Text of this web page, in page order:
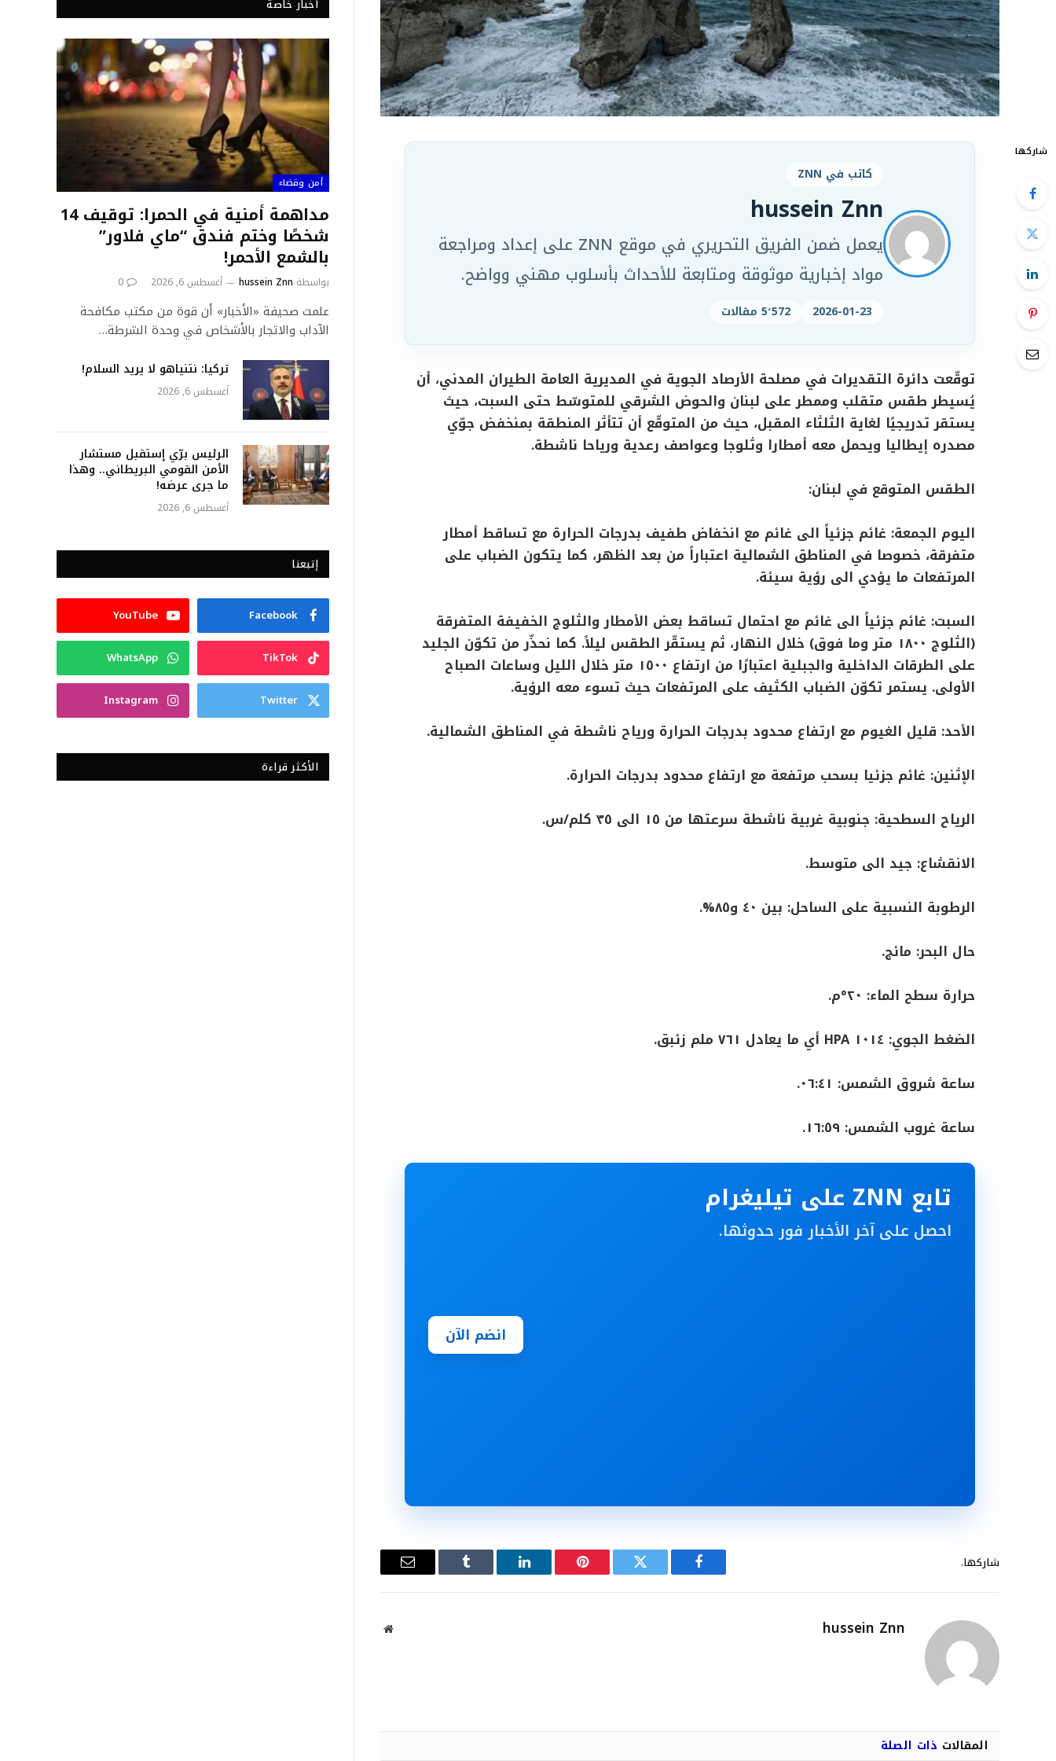
شاركها
كاتب في ZNN
hussein Znn
يعمل ضمن الفريق التحريري في موقع ZNN على إعداد ومراجعة
مواد إخبارية موثوقة ومتابعة للأحداث بأسلوب مهني وواضح.
2026-01-23 5٬572 مقالات
توقّعت دائرة التقديرات في مصلحة الأرصاد الجوية في المديرية العامة الطيران المدني، أن
يُسيطر طقس متقلب وممطر على لبنان والحوض الشرقي للمتوسّط حتى السبت، حيث
يستقر تدريجيًا لغاية الثلثاء المقبل، حيث من المتوقّع أن تتأثر المنطقة بمنخفض جوّي
مصدره إيطاليا ويحمل معه أمطارا وثلوجا وعواصف رعدية ورياحا ناشطة.
الطقس المتوقع في لبنان:
اليوم الجمعة: غائم جزئياً الى غائم مع انخفاض طفيف بدرجات الحرارة مع تساقط أمطار
متفرقة، خصوصا في المناطق الشمالية اعتباراً من بعد الظهر، كما يتكون الضباب على
المرتفعات ما يؤدي الى رؤية سيئة.
السبت: غائم جزئياً الى غائم مع احتمال تساقط بعض الأمطار والثلوج الخفيفة المتفرقة
(الثلوج ١٨٠٠ متر وما فوق) خلال النهار، ثم يستقّر الطقس ليلاً. كما نحذّر من تكوّن الجليد
على الطرقات الداخلية والجبلية اعتبارًا من ارتفاع ١٥٠٠ متر خلال الليل وساعات الصباح
الأولى. يستمر تكوّن الضباب الكثيف على المرتفعات حيث تسوء معه الرؤية.
الأحد: قليل الغيوم مع ارتفاع محدود بدرجات الحرارة ورياح ناشطة في المناطق الشمالية.
الإثنين: غائم جزئيا بسحب مرتفعة مع ارتفاع محدود بدرجات الحرارة.
الرياح السطحية: جنوبية غربية ناشطة سرعتها من ١٥ الى ٣٥ كلم/س.
الانقشاع: جيد الى متوسط.
الرطوبة النسبية على الساحل: بين ٤٠ و٨٥%.
حال البحر: مائج.
حرارة سطح الماء: ٢٠°م.
الضغط الجوي: ١٠١٤ HPA أي ما يعادل ٧٦١ ملم زئبق.
ساعة شروق الشمس: ٠٦:٤١.
ساعة غروب الشمس: ١٦:٥٩.
تابع ZNN على تيليغرام
احصل على آخر الأخبار فور حدوثها.
انضم الآن
شاركها.
فيسبوك تويتر بينتيريستلينكدإن Tumblr
البريد
hussein Znn
موقع
المقالات ذات الصلة
أخبار خاصة
أمن وقضاء
مداهمة أمنية في الحمرا: توقيف 14
شخصًا وختم فندق “ماي فلاور”
بالشمع الأحمر!
بواسطة hussein Znn أغسطس 6, 2026 0
علمت صحيفة «الأخبار» أن قوة من مكتب مكافحة
الآداب والاتجار بالأشخاص في وحدة الشرطة…
تركيا: نتنياهو لا يريد السلام!
أغسطس 6, 2026
الرئيس برّي إستقبل مستشار
الأمن القومي البريطاني.. وهذا
ما جرى عرضه!
أغسطس 6, 2026
إتبعنا
Facebook
YouTube
TikTok
WhatsApp
Twitter
Instagram
الأكثر قراءة